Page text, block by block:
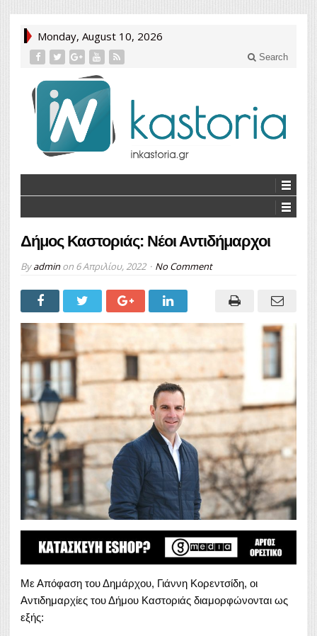
Monday, August 10, 2026
Search
Δήμος Καστοριάς: Νέοι Αντιδήμαρχοι
Byadminon 6 Απριλίου, 2022 No Comment
Με Απόφαση του Δημάρχου, Γιάννη Κορεντσίδη, οι
Αντιδημαρχίες του Δήμου Καστοριάς διαμορφώνονται ως
εξής: